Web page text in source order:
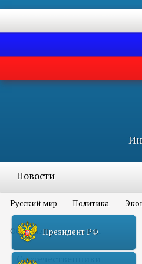
Новости
Русский мир Политика
Объявления и конкурсы
Соотечественники
Президент РФ